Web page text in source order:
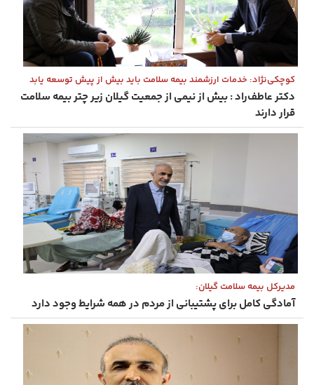
کوچکی‌نژاد: خدمات ارزشمند بیمه سلامت باید بیش از پیش توسعه یابد
دکتر عاطف‌راد : بیش از نیمی از جمعیت گیلان زیر چتر بیمه سلامت
قرار دارند
مدیرکل بیمه سلامت گیلان:
آمادگی کامل برای پشتیبانی از مردم در همه شرایط وجود دارد